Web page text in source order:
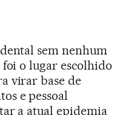
sem nenhum
foi o lugar escolhido
virar base de
e pessoal
a atual epidemia